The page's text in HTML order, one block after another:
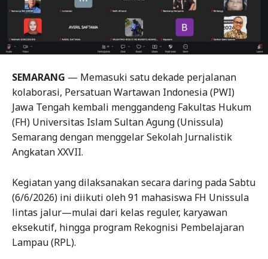
SEMARANG — Memasuki satu dekade perjalanan
kolaborasi, Persatuan Wartawan Indonesia (PWI)
Jawa Tengah kembali menggandeng Fakultas Hukum
(FH) Universitas Islam Sultan Agung (Unissula)
Semarang dengan menggelar Sekolah Jurnalistik
Angkatan XXVII.
Kegiatan yang dilaksanakan secara daring pada Sabtu
(6/6/2026) ini diikuti oleh 91 mahasiswa FH Unissula
lintas jalur—mulai dari kelas reguler, karyawan
eksekutif, hingga program Rekognisi Pembelajaran
Lampau (RPL).